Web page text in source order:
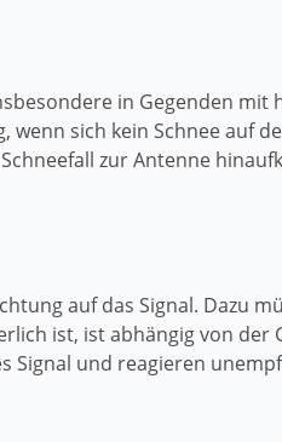
in Gegenden mit
sich kein Schnee auf
zur Antenne
auf das Signal. Dazu
ist, ist abhängig von der
Signal und reagieren